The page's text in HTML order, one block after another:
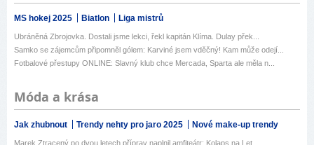
MS hokej 2025 Biatlon Liga mistrů
Ubráněná Zbrojovka. Dostali jsme lekci, řekl kapitán Klíma. Dulay přek...
Samko se zájemcům připomněl gólem: Karviné jsem vděčný! Kam může odejí...
Fotbalové přestupy ONLINE: Slavný klub chce Mercada, Sparta ale měla n...
Móda a krása
Jak zhubnout Trendy nehty pro jaro 2025 Nové make-up trendy
Marek Ztracený po dvou letech příprav naplnil amfiteátr: Kolaps na Let...